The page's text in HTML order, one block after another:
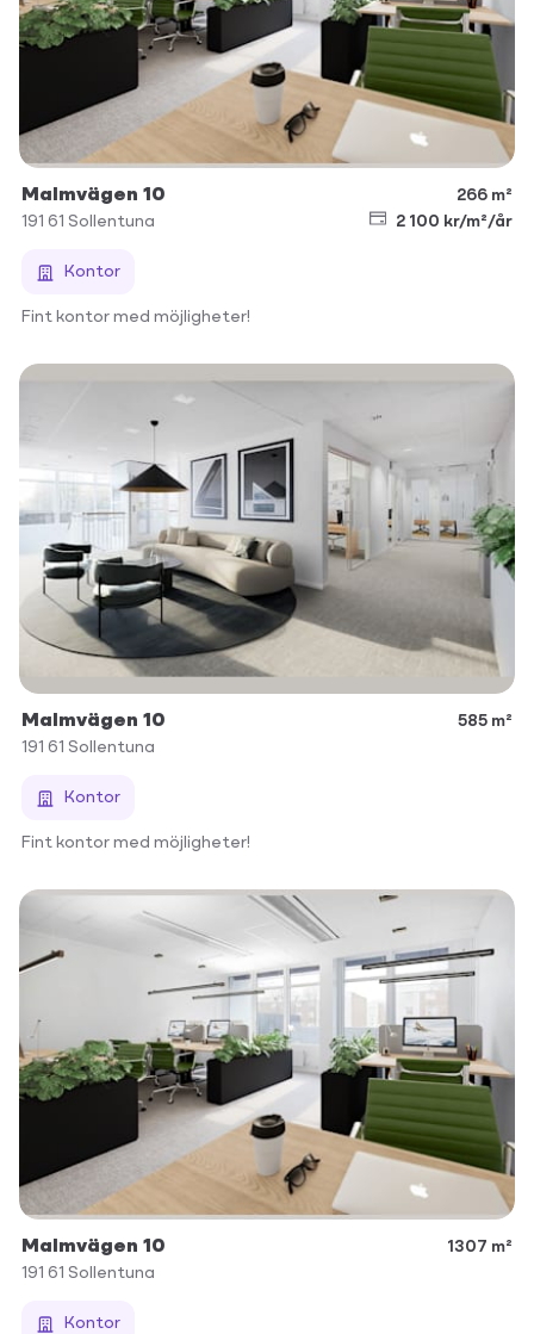
Malmvägen 10
266 m²
191 61 Sollentuna 2 100 kr/m²/år
Kontor
Fint kontor med möjligheter!
Malmvägen 10
585 m²
191 61 Sollentuna
Kontor
Fint kontor med möjligheter!
Malmvägen 10
1307 m²
191 61 Sollentuna
Kontor